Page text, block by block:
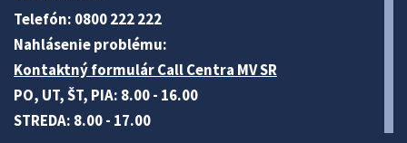
Telefón: 0800 222 222
Nahlásenie problému:
Kontaktný formulár Call Centra MV SR
PO, UT, ŠT, PIA: 8.00 - 16.00
STREDA: 8.00 - 17.00